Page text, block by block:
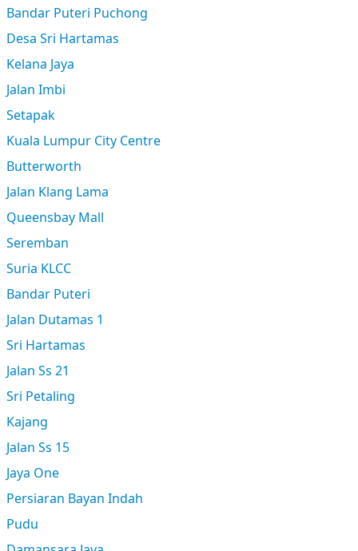
Bandar Puteri Puchong
Desa Sri Hartamas
Kelana Jaya
Jalan Imbi
Setapak
Kuala Lumpur City Centre
Butterworth
Jalan Klang Lama
Queensbay Mall
Seremban
Suria KLCC
Bandar Puteri
Jalan Dutamas 1
Sri Hartamas
Jalan Ss 21
Sri Petaling
Kajang
Jalan Ss 15
Jaya One
Persiaran Bayan Indah
Pudu